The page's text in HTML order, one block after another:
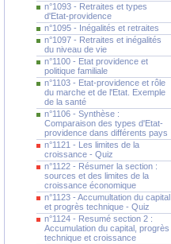
n°1093 - Retraites et types
d'Etat-providence
n°1095 - Inégalités et retraites
n°1097 - Retraites et inégalités
du niveau de vie
n°1100 - Etat providence et
politique familiale
n°1103 - Etat-providence et rôle
du marche et de l'Etat. Exemple
de la santé
n°1106 - Synthèse :
Comparaison des types d'Etat-
providence dans différents pays
n°1121 - Les limites de la
croissance - Quiz
n°1122 - Résumer la section :
sources et des limites de la
croissance économique
n°1123 - Accumultation du capital
et progrès technique - Quiz
n°1124 - Resumé section 2 :
Accumulation du capital, progrès
technique et croissance